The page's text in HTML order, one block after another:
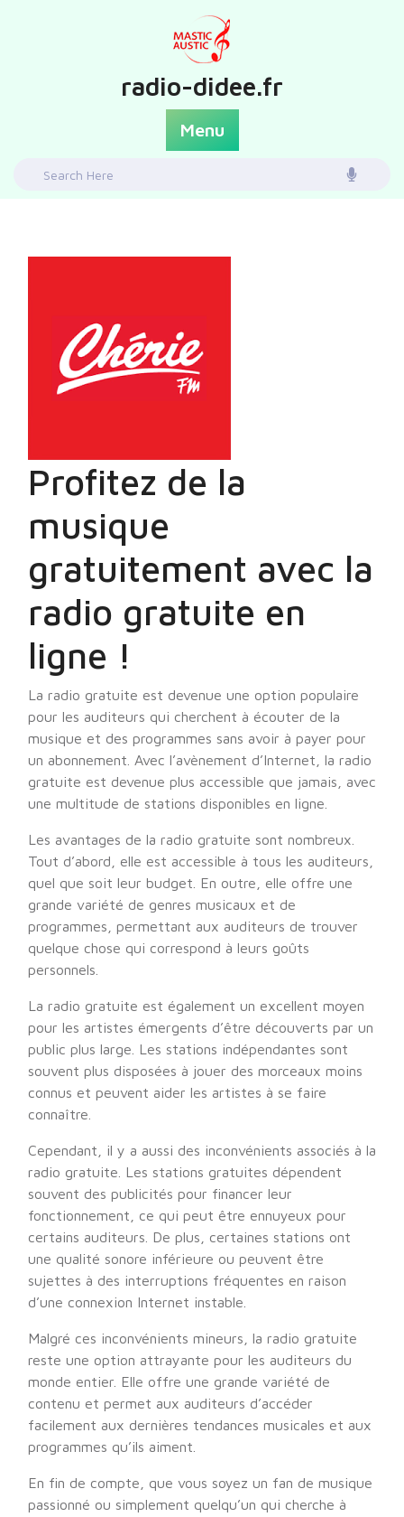
radio-didee.fr
Menu
Search
Profitez de la
musique
gratuitement avec la
radio gratuite en
ligne !
La radio gratuite est devenue une option populaire
pour les auditeurs qui cherchent à écouter de la
musique et des programmes sans avoir à payer pour
un abonnement. Avec l’avènement d’Internet, la radio
gratuite est devenue plus accessible que jamais, avec
une multitude de stations disponibles en ligne.
Les avantages de la radio gratuite sont nombreux.
Tout d’abord, elle est accessible à tous les auditeurs,
quel que soit leur budget. En outre, elle offre une
grande variété de genres musicaux et de
programmes, permettant aux auditeurs de trouver
quelque chose qui correspond à leurs goûts
personnels.
La radio gratuite est également un excellent moyen
pour les artistes émergents d’être découverts par un
public plus large. Les stations indépendantes sont
souvent plus disposées à jouer des morceaux moins
connus et peuvent aider les artistes à se faire
connaître.
Cependant, il y a aussi des inconvénients associés à la
radio gratuite. Les stations gratuites dépendent
souvent des publicités pour financer leur
fonctionnement, ce qui peut être ennuyeux pour
certains auditeurs. De plus, certaines stations ont
une qualité sonore inférieure ou peuvent être
sujettes à des interruptions fréquentes en raison
d’une connexion Internet instable.
Malgré ces inconvénients mineurs, la radio gratuite
reste une option attrayante pour les auditeurs du
monde entier. Elle offre une grande variété de
contenu et permet aux auditeurs d’accéder
facilement aux dernières tendances musicales et aux
programmes qu’ils aiment.
En fin de compte, que vous soyez un fan de musique
passionné ou simplement quelqu’un qui cherche à